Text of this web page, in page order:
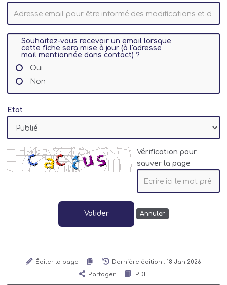
Souhaitez-vous recevoir un email lorsque
cette fiche sera mise à jour (à l'adresse
mail mentionnée dans contact) ?
Oui
Non
Etat
Vérification pour
sauver la page
Valider Annuler
Éditer la page
Dernière édition : 18 Jan 2026
Partager
PDF